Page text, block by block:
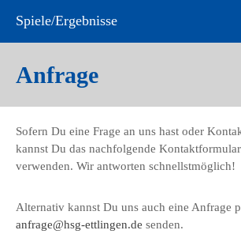
Spiele/Ergebnisse
Anfrage
Sofern Du eine Frage an uns hast oder
kannst Du das nachfolgende
verwenden. Wir antworten schnellstmöglich!
Alternativ kannst Du uns auch eine Anfrage
anfrage@hsg-ettlingen.de senden.